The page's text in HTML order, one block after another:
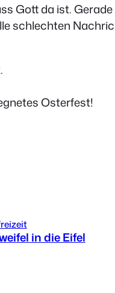
Gott da ist.
schlechten
Osterfest!
in die Eifel